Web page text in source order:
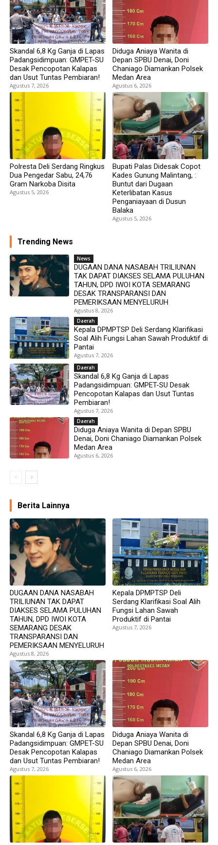
Skandal 6,8 Kg Ganja di Lapas
Padangsidimpuan: GMPET-SU
Desak Pencopotan Kalapas
dan Usut Tuntas Pembiaran!
Agustus 7, 2026
Diduga Aniaya Wanita di
Depan SPBU Denai, Doni
Chaniago Diamankan Polsek
Medan Area
Agustus 6, 2026
Polresta Deli Serdang Ringkus
Dua Pengedar Sabu, 24,76
Gram Narkoba Disita
Agustus 5, 2026
Bupati Palas Didesak Copot
Kades Gunung Malintang, :
Buntut dari Dugaan
Keterlibatan Kasus
Penganiayaan di Dusun
Balaka
Agustus 5, 2026
Trending News
News
DUGAAN DANA NASABAH TRILIUNAN
TAK DAPAT DIAKSES SELAMA PULUHAN
TAHUN, DPD IWOI KOTA SEMARANG
DESAK TRANSPARANSI DAN
PEMERIKSAAN MENYELURUH
Agustus 8, 2026
Daerah
Kepala DPMPTSP Deli Serdang Klarifikasi
Soal Alih Fungsi Lahan Sawah Produktif di
Pantai
Agustus 7, 2026
Daerah
Skandal 6,8 Kg Ganja di Lapas
Padangsidimpuan: GMPET-SU Desak
Pencopotan Kalapas dan Usut Tuntas
Pembiaran!
Agustus 7, 2026
Daerah
Diduga Aniaya Wanita di Depan SPBU
Denai, Doni Chaniago Diamankan Polsek
Medan Area
Agustus 6, 2026
Berita Lainnya
DUGAAN DANA NASABAH
TRILIUNAN TAK DAPAT
DIAKSES SELAMA PULUHAN
TAHUN, DPD IWOI KOTA
SEMARANG DESAK
TRANSPARANSI DAN
PEMERIKSAAN MENYELURUH
Agustus 8, 2026
Kepala DPMPTSP Deli
Serdang Klarifikasi Soal Alih
Fungsi Lahan Sawah
Produktif di Pantai
Agustus 7, 2026
Skandal 6,8 Kg Ganja di Lapas
Padangsidimpuan: GMPET-SU
Desak Pencopotan Kalapas
dan Usut Tuntas Pembiaran!
Agustus 7, 2026
Diduga Aniaya Wanita di
Depan SPBU Denai, Doni
Chaniago Diamankan Polsek
Medan Area
Agustus 6, 2026